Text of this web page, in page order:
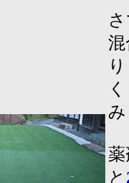
と